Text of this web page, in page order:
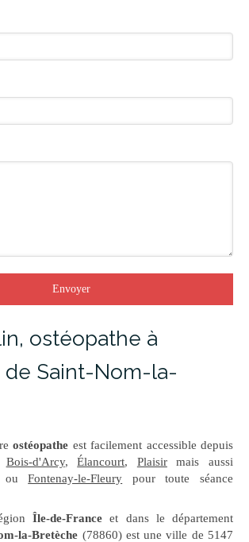
Envoyer
ostéopathe à
de Saint-Nom-la-
ostéopathe est facilement accessible depuis
Bois-d'Arcy,Élancourt, Plaisirmais aussi
ouFontenay-le-Fleury pour toute séance
Île-de-France et dans le département
la-Bretèche (78860) est une ville de 5147